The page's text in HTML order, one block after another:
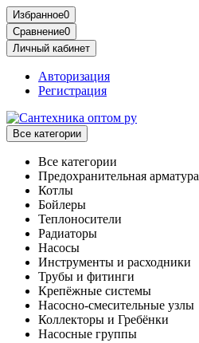
Избранное0
Сравнение0
Личный кабинет
Авторизация
Регистрация
Все категории
Все категории
Предохранительная арматура
Котлы
Бойлеры
Теплоносители
Радиаторы
Насосы
Инструменты и расходники
Трубы и фитинги
Крепёжные системы
Насосно-смесительные узлы
Коллекторы и Гребёнки
Насосные группы